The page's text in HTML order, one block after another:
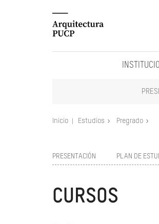
Inicio Estudios Pregrado
PRESENTACIÓN PLAN DE
CURSOS